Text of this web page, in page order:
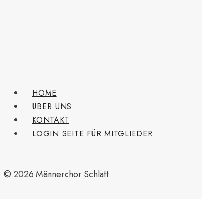
HOME
ÜBER UNS
KONTAKT
LOGIN SEITE FÜR MITGLIEDER
© 2026 Männerchor Schlatt